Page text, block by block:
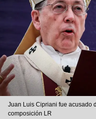
Juan Luis Cipriani fue acusado
composición LR